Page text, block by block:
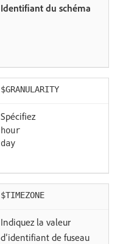
Identifiant du schéma
$GRANULARITY
Spécifiez
hour
day
$TIMEZONE
Indiquez la valeur
d’identifiant de fuseau